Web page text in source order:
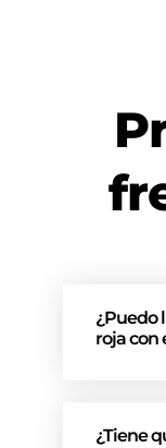
¿Puedo
roja con
¿Tiene